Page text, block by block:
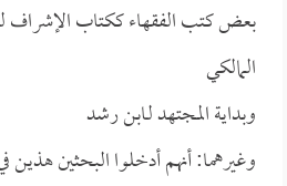
بعض كتب الفقهاء ككتاب
المالكي
وبداية المجتهد لـابن رشد
وغيرهما: أنهم أدخلوا البحثين